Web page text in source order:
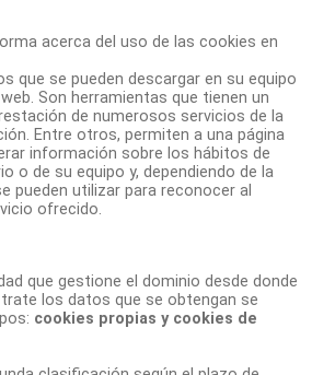
acerca del uso de las cookies en
que se pueden descargar en su equipo
Son herramientas que tienen un
de numerosos servicios de la
Entre otros, permiten a una página
información sobre los hábitos de
o de su equipo y, dependiendo de la
pueden utilizar para reconocer al
ofrecido.
que gestione el dominio desde donde
los datos que se obtengan se
cookies propias y cookies de